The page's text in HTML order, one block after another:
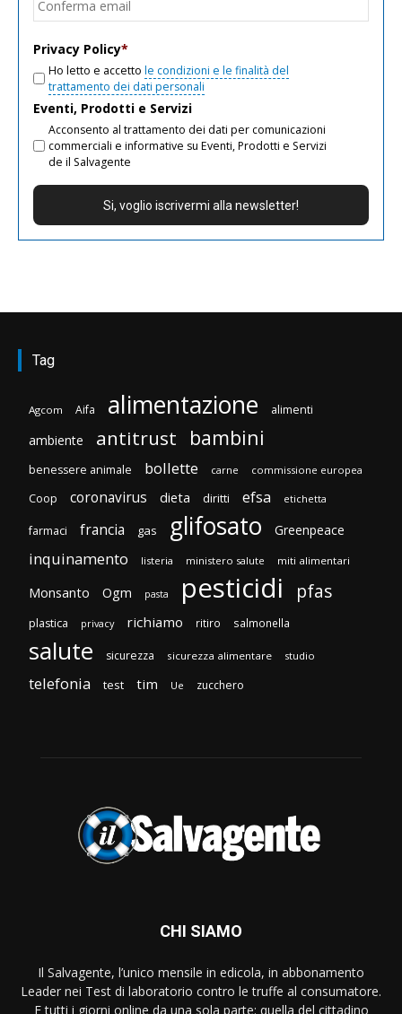
Privacy Policy*
Ho letto e accetto le condizioni e le finalità del
trattamento dei dati personali
Eventi, Prodotti e Servizi
Acconsento al trattamento dei dati per comunicazioni
commerciali e informative su Eventi, Prodotti e Servizi
de il Salvagente
Tag
Agcom Aifa alimentazione alimenti
ambiente antitrust bambini
benessere animale bollette carne commissione europea
Coop coronavirus dieta diritti efsa etichetta
farmaci francia gas glifosato Greenpeace
inquinamento listeria ministero salute miti alimentari
Monsanto Ogm pasta pesticidi pfas
plastica privacy richiamo ritiro salmonella
salute sicurezza sicurezza alimentare studio
telefonia test tim Ue zucchero
CHI SIAMO
Il Salvagente, l’unico mensile in edicola, in abbonamento
Leader nei Test di laboratorio contro le truffe al consumatore.
E tutti i giorni online da una sola parte: quella del cittadino